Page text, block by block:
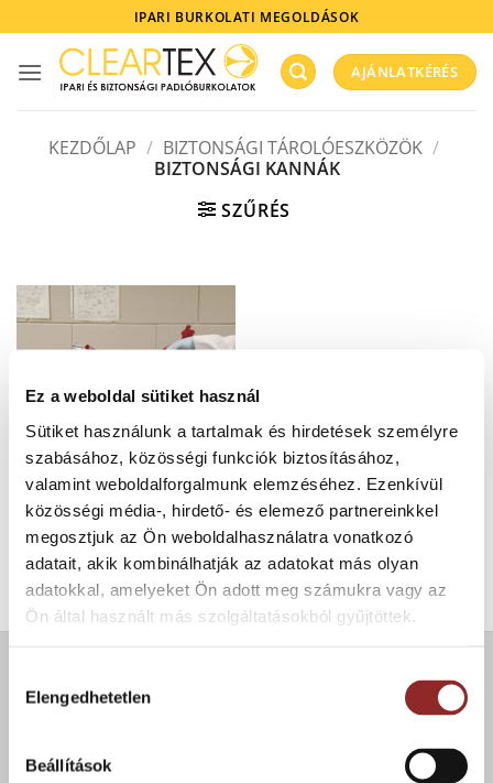
Ez a weboldal sütiket használ
Sütiket használunk a tartalmak és hirdetések személyre
szabásához, közösségi funkciók biztosításához,
valamint weboldalforgalmunk elemzéséhez. Ezenkívül
közösségi média-, hirdető- és elemező partnereinkkel
megosztjuk az Ön weboldalhasználatra vonatkozó
adatait, akik kombinálhatják az adatokat más olyan
adatokkal, amelyeket Ön adott meg számukra vagy az
Ön által használt más szolgáltatásokból gyűjtöttek.
kiválasztása
Elengedhetetlen
Beállítások
to
content
IPARI BURKOLATI MEGOLDÁSOK
AJÁNLATKÉRÉS
KEZDŐLAP / BIZTONSÁGI TÁROLÓESZKÖZÖK /
BIZTONSÁGI KANNÁK
SZŰRÉS
BIZTONSÁGI KANNÁK
Justrite acél biztonsági kanna
Cleartex Hercules extrém teherbírású
alumínium szennyfogó